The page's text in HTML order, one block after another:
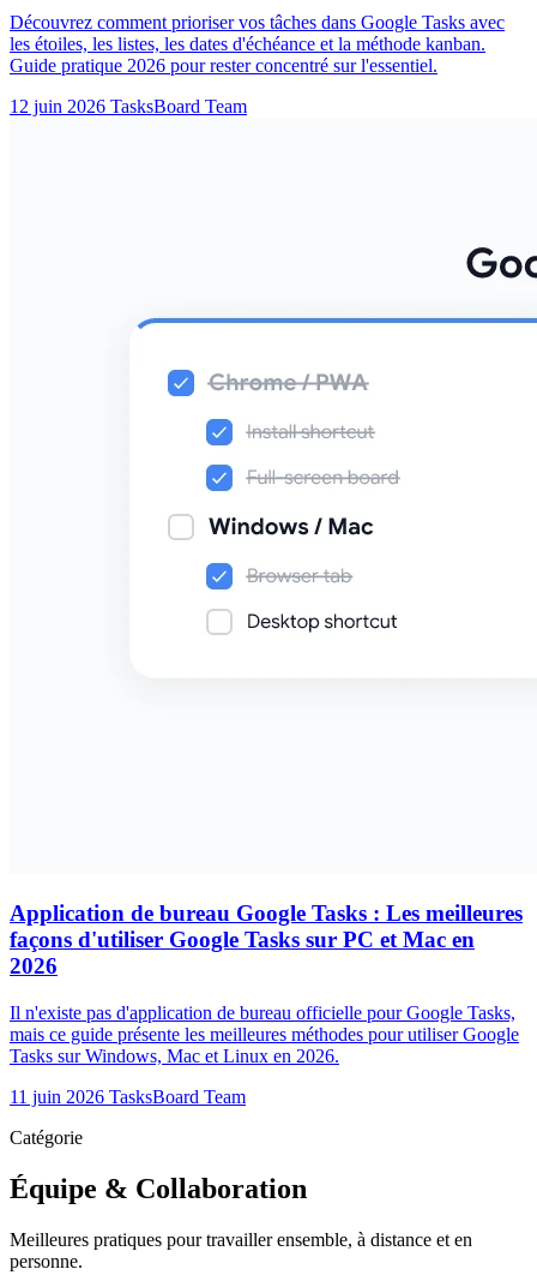
Découvrez comment prioriser vos tâches dans Google Tasks avec
les étoiles, les listes, les dates d'échéance et la méthode kanban.
Guide pratique 2026 pour rester concentré sur l'essentiel.
12 juin 2026 TasksBoard Team
Application de bureau Google Tasks : Les meilleures
façons d'utiliser Google Tasks sur PC et Mac en
2026
Il n'existe pas d'application de bureau officielle pour Google Tasks,
mais ce guide présente les meilleures méthodes pour utiliser Google
Tasks sur Windows, Mac et Linux en 2026.
11 juin 2026 TasksBoard Team
Catégorie
Équipe & Collaboration
Meilleures pratiques pour travailler ensemble, à distance et en
personne.